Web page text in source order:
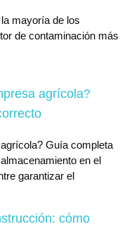
mayoría de los
de contaminación más
agrícola?
Guía completa
en el
garantizar el
cómo